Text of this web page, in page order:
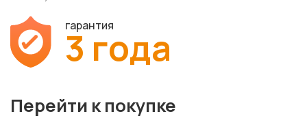
гарантия
3 года
Перейти к покупке